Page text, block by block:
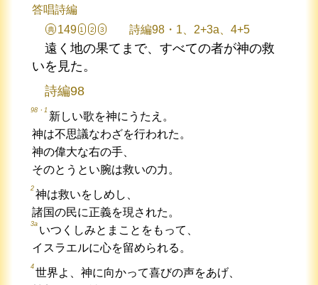
答唱詩編
典 149 1 2 3 詩編98・1、2+3a、4+5
遠く地の果てまで、すべての者が神の救
いを見た。
詩編98
98・1
新しい歌を神にうたえ。
神は不思議なわざを行われた。
神の偉大な右の手、
そのとうとい腕は救いの力。
2
神は救いをしめし、
諸国の民に正義を現された。
3a
いつくしみとまことをもって、
イスラエルに心を留められる。
4
世界よ、神に向かって喜びの声をあげ、